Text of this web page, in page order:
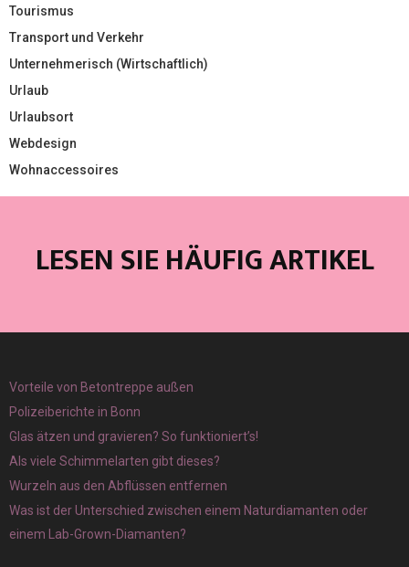
Tourismus
Transport und Verkehr
Unternehmerisch (Wirtschaftlich)
Urlaub
Urlaubsort
Webdesign
Wohnaccessoires
LESEN SIE HÄUFIG ARTIKEL
Vorteile von Betontreppe außen
Polizeiberichte in Bonn
Glas ätzen und gravieren? So funktioniert’s!
Als viele Schimmelarten gibt dieses?
Wurzeln aus den Abflüssen entfernen
Was ist der Unterschied zwischen einem Naturdiamanten oder
einem Lab-Grown-Diamanten?